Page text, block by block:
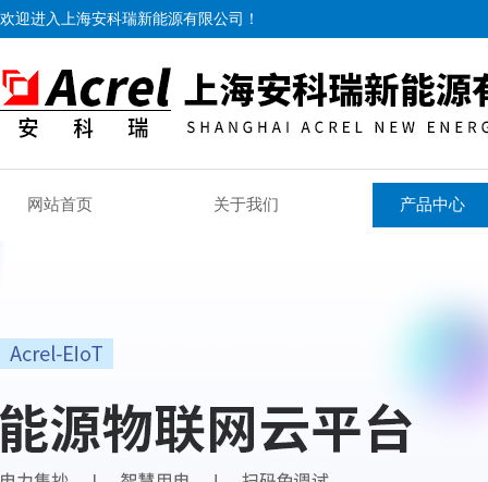
欢迎进入上海安科瑞新能源有限公司！
网站首页 关于我们 产品中心